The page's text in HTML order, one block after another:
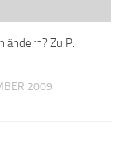
ändern? Zu P.
2009